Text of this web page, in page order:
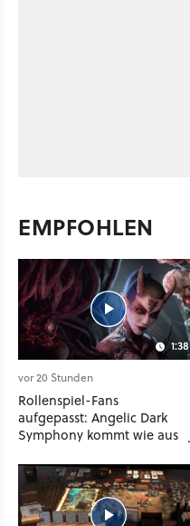
EMPFOHLEN
1:38
vor 20 Stunden
Rollenspiel-Fans
aufgepasst: Angelic Dark
Symphony kommt wie aus
ein Mix aus Baldur's Gate
3, XCOM und Mass Effect